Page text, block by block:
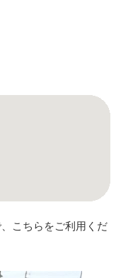
こちらをご利用くだ